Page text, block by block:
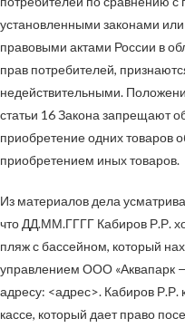
установленными законами
правовыми актами России в
прав потребителей,
недействительными.
статьи 16 Закона запрещают
приобретение одних товаров
приобретением иных товаров.
Из материалов дела
что ДД.ММ.ГГГГ Кабиров Р.Р.
пляж с бассейном, который
управлением ООО «Аквапарк
адресу: <адрес>. Кабиров Р.Р.
кассе, который дает право